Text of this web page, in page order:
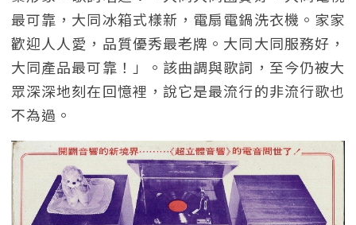
最可靠，大同冰箱式樣新，電扇電鍋洗衣機。家家
歡迎人人愛，品質優秀最老牌。大同大同服務好，
大同產品最可靠！」。該曲調與歌詞，至今仍被大
眾深深地刻在回憶裡，說它是最流行的非流行歌也
不為過。